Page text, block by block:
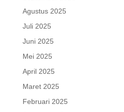
Agustus 2025
Juli 2025
Juni 2025
Mei 2025
April 2025
Maret 2025
Februari 2025